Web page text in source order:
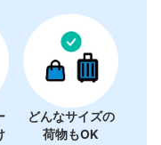
りません
どんなサイズの
荷物もOK